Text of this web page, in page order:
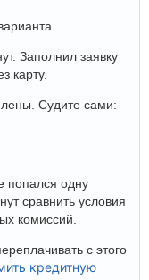
Заполнил заявку
карту.
Судите сами:
попался одну
сравнить условия
комиссий.
с этого
кредитную